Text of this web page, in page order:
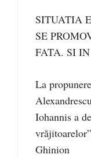
SITUATIA
SE
FATA. SI
La
Iohannis a
Ghinion